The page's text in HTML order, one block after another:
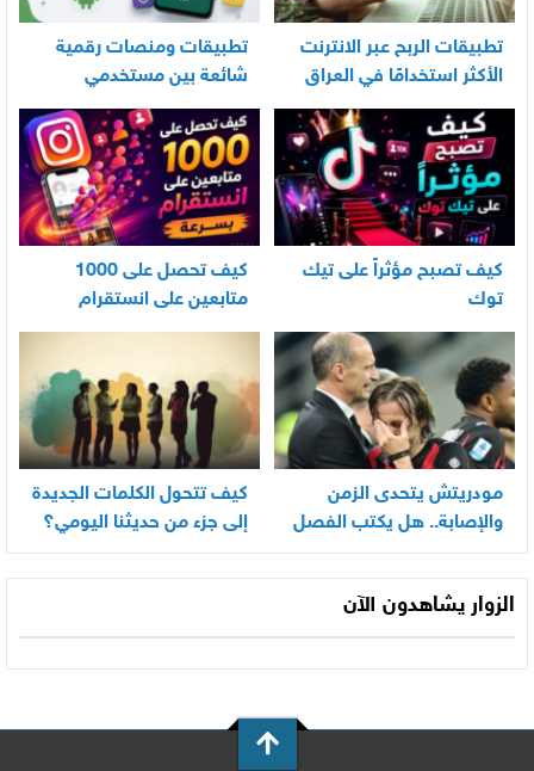
تطبيقات الربح عبر الانترنت
الأكثر استخدامًا في العراق
تطبيقات ومنصات رقمية
شائعة بين مستخدمي
الأندرويد
كيف تصبح مؤثراً على تيك
توك
كيف تحصل على 1000
متابعين على انستقرام
بسرعة
مودريتش يتحدى الزمن
والإصابة.. هل يكتب الفصل
الأخير في أسطورته
المونديالية؟
كيف تتحول الكلمات الجديدة
إلى جزء من حديثنا اليومي؟
الزوار يشاهدون الآن